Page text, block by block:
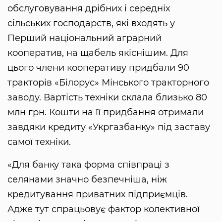
обслуговування дрібних і середніх
сільських господарств, які входять у
Перший національний аграрний
кооператив, на щабель якіснішим. Для
цього члени кооперативу придбали 90
тракторів «Білорус» Мінського тракторного
заводу. Вартість техніки склала близько 80
млн грн. Кошти на її придбання отримали
завдяки кредиту «Укргазбанку» під заставу
самої техніки.
«Для банку така форма співпраці з
селянами значно безпечніша, ніж
кредитування приватних підприємців.
Адже тут спрацьовує фактор колективної